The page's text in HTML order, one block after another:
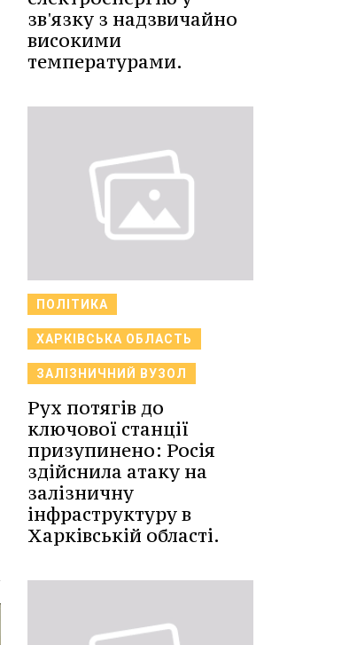
зв'язку з надзвичайно
високими
температурами.
ПОЛІТИКА
ХАРКІВСЬКА ОБЛАСТЬ
ЗАЛІЗНИЧНИЙ ВУЗОЛ
Рух потягів до
ключової станції
призупинено: Росія
здійснила атаку на
залізничну
інфраструктуру в
Харківській області.